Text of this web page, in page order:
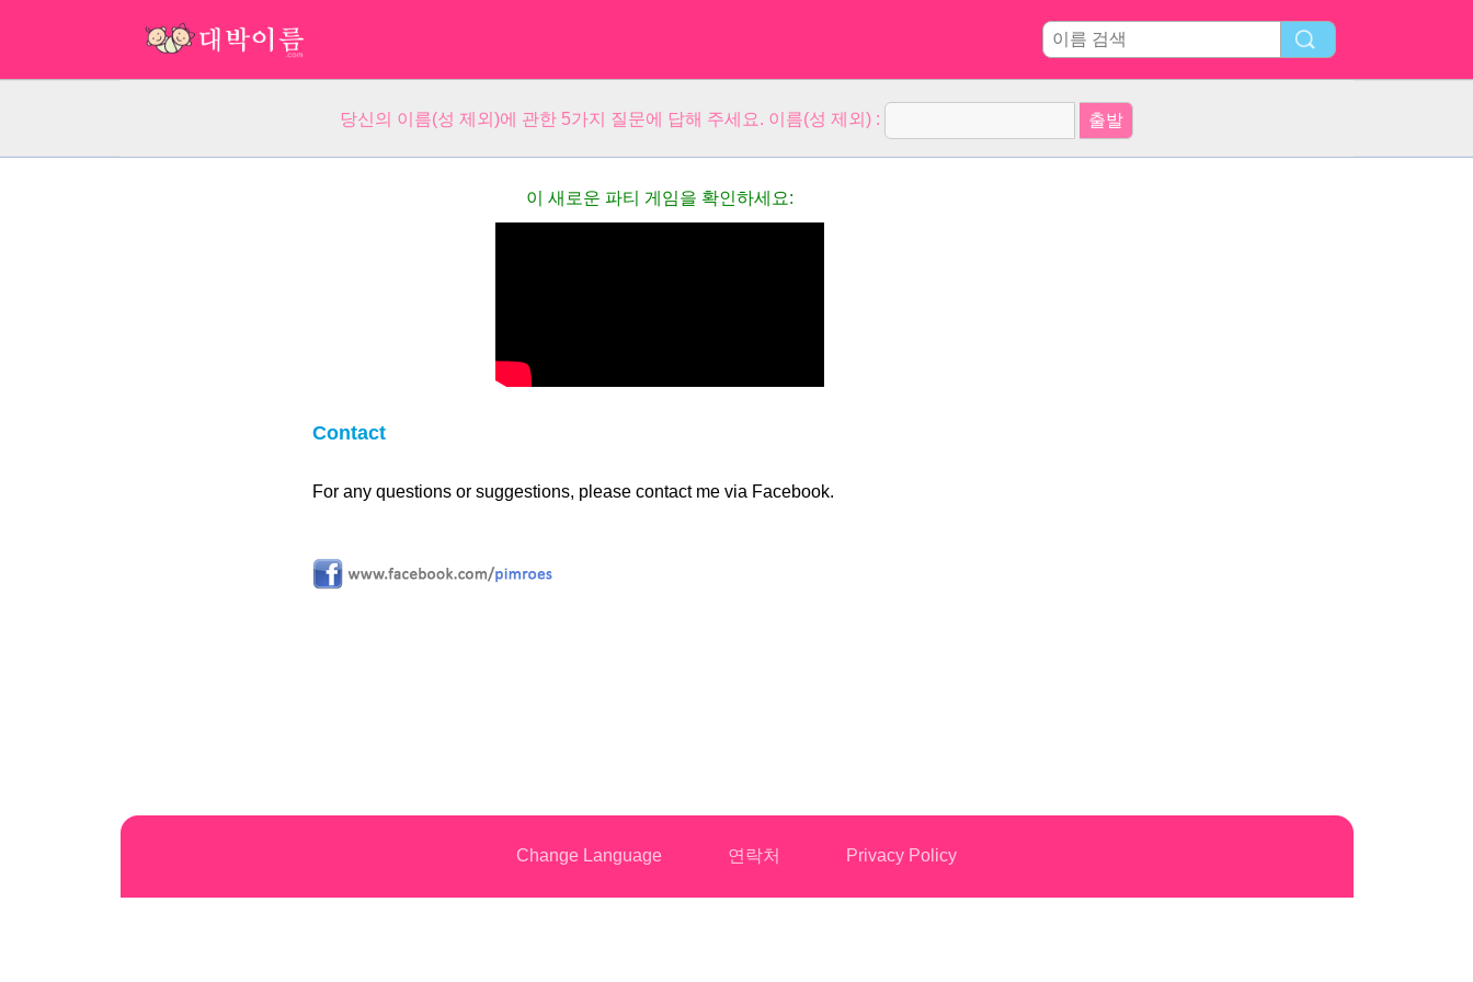
당신의 이름(성 제외)에 관한 5가지 질문에 답해 주세요. 이름(성 제외) :
이 새로운 파티 게임을 확인하세요:
Contact
For any questions or suggestions, please contact me via Facebook.
Change Language 연락처 Privacy Policy